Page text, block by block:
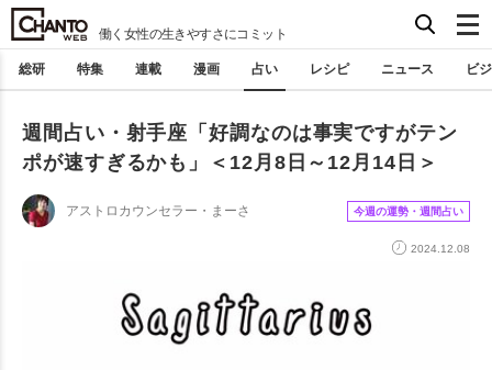
働く女性の生きやすさにコミット
総研 特集 連載 漫画 占い レシピ ニュース ビ
週間占い・射手座「好調なのは事実ですがテン
ポが速すぎるかも」＜12月8日～12月14日＞
アストロカウンセラー・まーさ 今週の運勢・週間占い
2024.12.08